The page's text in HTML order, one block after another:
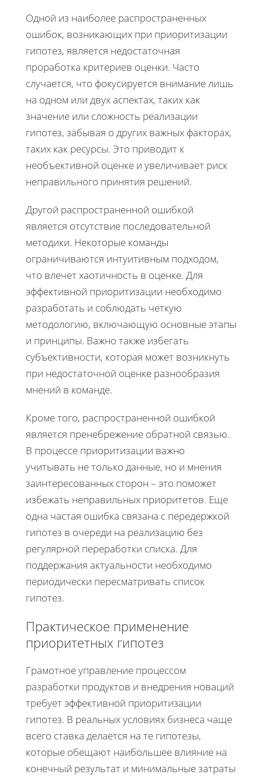
Одной из наиболее распространенных
ошибок, возникающих при приоритизации
гипотез, является недостаточная
проработка критериев оценки. Часто
случается, что фокусируется внимание лишь
на одном или двух аспектах, таких как
значение или сложность реализации
гипотез, забывая о других важных факторах,
таких как ресурсы. Это приводит к
необъективной оценке и увеличивает риск
неправильного принятия решений.
Другой распространенной ошибкой
является отсутствие последовательной
методики. Некоторые команды
ограничиваются интуитивным подходом,
что влечет хаотичность в оценке. Для
эффективной приоритизации необходимо
разработать и соблюдать четкую
методологию, включающую основные этапы
и принципы. Важно также избегать
субъективности, которая может возникнуть
при недостаточной оценке разнообразия
мнений в команде.
Кроме того, распространенной ошибкой
является пренебрежение обратной связью.
В процессе приоритизации важно
учитывать не только данные, но и мнения
заинтересованных сторон – это поможет
избежать неправильных приоритетов. Еще
одна частая ошибка связана с передержкой
гипотез в очереди на реализацию без
регулярной переработки списка. Для
поддержания актуальности необходимо
периодически пересматривать список
гипотез.
Практическое применение
приоритетных гипотез
Грамотное управление процессом
разработки продуктов и внедрения новаций
требует эффективной приоритизации
гипотез. В реальных условиях бизнеса чаще
всего ставка делается на те гипотезы,
которые обещают наибольшее влияние на
конечный результат и минимальные затраты